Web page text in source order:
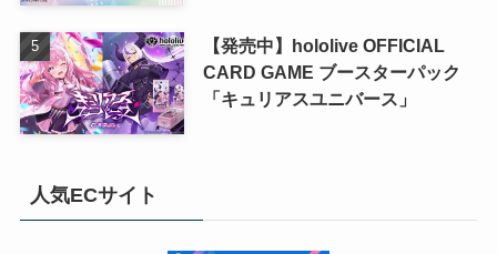
【発売中】hololive OFFICIAL
CARD GAME ブースターパック
「キュリアスユニバース」
人気ECサイト